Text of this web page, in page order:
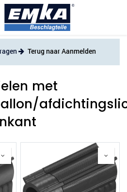
Terug naar Aanmelden
met